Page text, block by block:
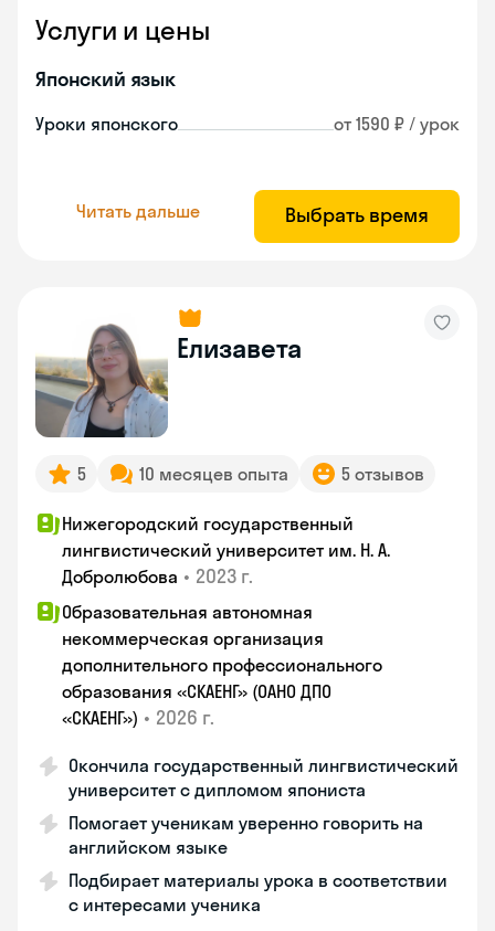
Услуги и цены
Японский язык
Уроки японского от 1590 ₽ / урок
Читать дальше Выбрать время
Елизавета
5 10 месяцев опыта 5 отзывов
Нижегородский государственный
лингвистический университет им. Н. А.
Добролюбова • 2023 г.
Образовательная автономная
некоммерческая организация
дополнительного профессионального
образования «СКАЕНГ» (ОАНО ДПО
«СКАЕНГ») • 2026 г.
Окончила государственный лингвистический
университет с дипломом япониста
Помогает ученикам уверенно говорить на
английском языке
Подбирает материалы урока в соответствии
с интересами ученика